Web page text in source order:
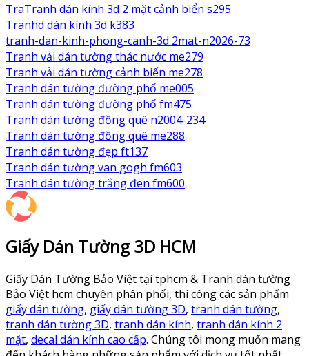
TraTranh dán kính 3d 2 mặt cảnh biển s295
Tranhd dán kính 3d k383
tranh-dan-kinh-phong-canh-3d 2mat-n2026-73
Tranh vải dán tường thác nước me279
Tranh vải dán tường cảnh biển me278
Tranh dán tường đường phố me005
Tranh dán tường đường phố fm475
Tranh dán tường đồng quê n2004-234
Tranh dán tường đồng quê me288
Tranh dán tường đẹp ft137
Tranh dán tường van gogh fm603
Tranh dán tường trắng đen fm600
Giấy Dán Tường 3D HCM
Giấy Dán Tường Bảo Việt tại tphcm & Tranh dán tường
Bảo Việt hcm chuyên phân phối, thi công các sản phẩm
giấy dán tường, giấy dán tường 3D, tranh dán tường,
tranh dán tường 3D, tranh dán kính, tranh dán kính 2
mặt, decal dán kính cao cấp. Chúng tôi mong muốn mang